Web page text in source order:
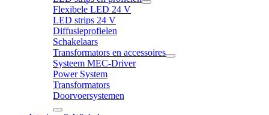
Flexibele LED 24 V
LED strips 24 V
Diffusieprofielen
Schakelaars
Transformators en accessoires
Systeem MEC-Driver
Power System
Transformators
Doorvoersystemen